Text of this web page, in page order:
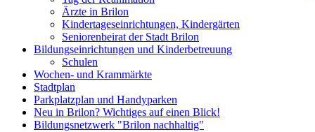
Ärzte in Brilon
Kindertageseinrichtungen, Kindergärten
Seniorenbeirat der Stadt Brilon
Bildungseinrichtungen und Kinderbetreuung
Schulen
Wochen- und Krammärkte
Stadtplan
Parkplatzplan und Handyparken
Neu in Brilon? Wichtiges auf einen Blick!
Bildungsnetzwerk "Brilon nachhaltig"